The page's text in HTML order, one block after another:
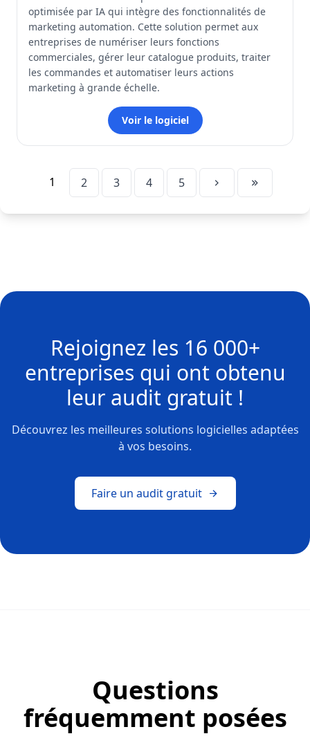
optimisée par IA qui intègre des fonctionnalités de
marketing automation. Cette solution permet aux
entreprises de numériser leurs fonctions
commerciales, gérer leur catalogue produits, traiter
les commandes et automatiser leurs actions
marketing à grande échelle.
Voir le logiciel
1 2 3 4 5
Rejoignez les 16 000+
entreprises qui ont obtenu
leur audit gratuit !
Découvrez les meilleures solutions logicielles adaptées
à vos besoins.
Faire un audit gratuit
Questions
fréquemment posées